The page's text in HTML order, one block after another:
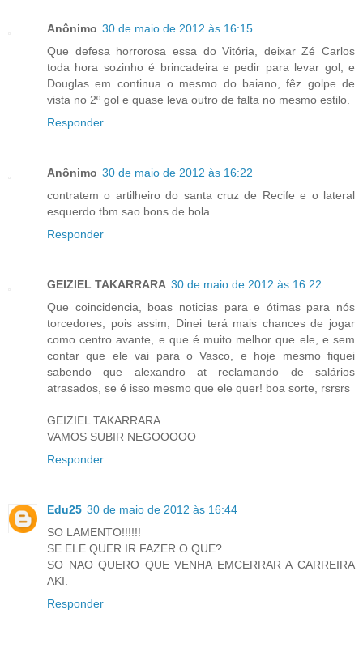
Anônimo 30 de maio de 2012 às 16:15
Que defesa horrorosa essa do Vitória, deixar Zé Carlos
toda hora sozinho é brincadeira e pedir para levar gol, e
Douglas em continua o mesmo do baiano, fêz golpe de
vista no 2º gol e quase leva outro de falta no mesmo estilo.
Responder
Anônimo 30 de maio de 2012 às 16:22
contratem o artilheiro do santa cruz de Recife e o lateral
esquerdo tbm sao bons de bola.
Responder
GEIZIEL TAKARRARA 30 de maio de 2012 às 16:22
Que coincidencia, boas noticias para e ótimas para nós
torcedores, pois assim, Dinei terá mais chances de jogar
como centro avante, e que é muito melhor que ele, e sem
contar que ele vai para o Vasco, e hoje mesmo fiquei
sabendo que alexandro at reclamando de salários
atrasados, se é isso mesmo que ele quer! boa sorte, rsrsrs
GEIZIEL TAKARRARA
VAMOS SUBIR NEGOOOOO
Responder
Edu25 30 de maio de 2012 às 16:44
SO LAMENTO!!!!!!
SE ELE QUER IR FAZER O QUE?
SO NAO QUERO QUE VENHA EMCERRAR A CARREIRA
AKI.
Responder